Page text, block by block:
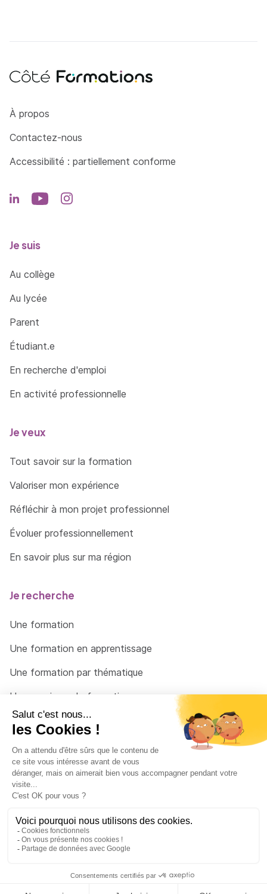
Côté Formations
À propos
Contactez-nous
Accessibilité : partiellement conforme
Je suis
Au collège
Au lycée
Parent
Étudiant.e
En recherche d'emploi
En activité professionnelle
Je veux
Tout savoir sur la formation
Valoriser mon expérience
Réfléchir à mon projet professionnel
Évoluer professionnellement
En savoir plus sur ma région
Je recherche
Une formation
Une formation en apprentissage
Une formation par thématique
Un organisme de formation
Un conseiller
Une solution pour raccrocher
© 2026 - Côté Formations - par Via Compétences
Menu Pied de page
Mentions Légales
Politique de confidentialité